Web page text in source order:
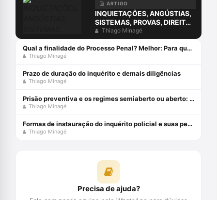
ARTIGO
INQUIETAÇÕES, ANGÚSTIAS,
SISTEMAS, PROVAS, DIREITO
E O ERRO DA COMPREENSÃO
JURÍDICA ESTUDANDO
APENAS O DIREITO.
Thiago Minagé
Qual a finalidade do Processo Penal? Melhor: Para que serve o Processo Penal?
Thiago Minagé
Prazo de duração do inquérito e demais diligências
Thiago Minagé
Prisão preventiva e os regimes semiaberto ou aberto: uma incompatibilidade sistêmica
Thiago Minagé
Formas de instauração do inquérito policial e suas peculiaridades
Thiago Minagé
Precisa de ajuda?